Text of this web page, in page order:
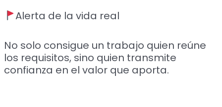
Alerta de la vida real
No solo consigue un trabajo quien reúne
los requisitos, sino quien transmite
confianza en el valor que aporta.